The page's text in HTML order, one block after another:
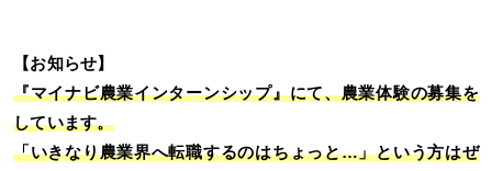
【お知らせ】
『マイナビ農業インターンシップ』にて、農業体験の募集を
しています。
「いきなり農業界へ転職するのはちょっと…」という方はぜ